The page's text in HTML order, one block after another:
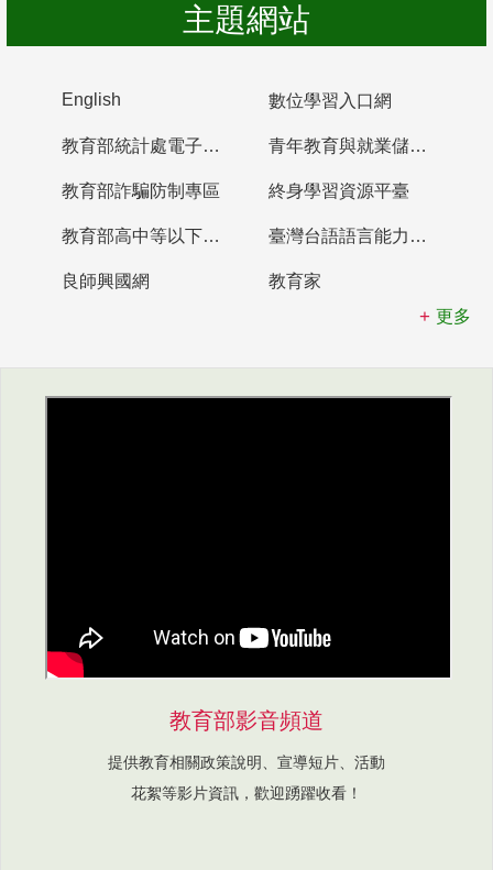
主題網站
English 數位學習入口網
教育部統計處電子書櫃 青年教育與就業儲蓄帳戶
教育部詐騙防制專區 終身學習資源平臺
教育部高中等以下學校及幼兒園教師資格檢定考試 臺灣台語語言能力認證網站
良師興國網
教育家
更多
教育部影音頻道
提供教育相關政策說明、宣導短片、活動
花絮等影片資訊，歡迎踴躍收看！